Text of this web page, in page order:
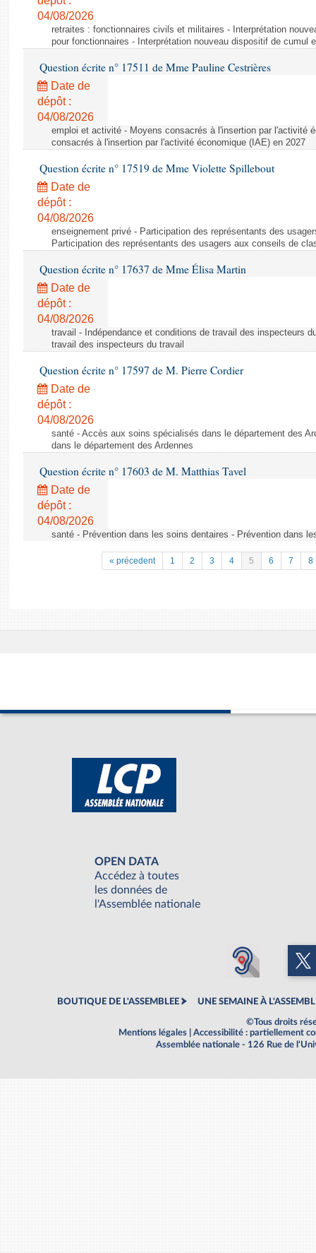
04/08/2026
retraites : fonctionnaires civils et militaires - Interprétation
pour fonctionnaires - Interprétation nouveau dispositif de cumul
Question écrite n° 17511 de Mme Pauline Cestrières
Date de
dépôt :
04/08/2026
emploi et activité - Moyens consacrés à l'insertion par l'activité
consacrés à l'insertion par l'activité économique (IAE) en 2027
Question écrite n° 17519 de Mme Violette Spillebout
Date de
dépôt :
04/08/2026
enseignement privé - Participation des représentants des
Participation des représentants des usagers aux conseils de
Question écrite n° 17637 de Mme Élisa Martin
Date de
dépôt :
04/08/2026
travail - Indépendance et conditions de travail des inspecteurs
travail des inspecteurs du travail
Question écrite n° 17597 de M. Pierre Cordier
Date de
dépôt :
04/08/2026
santé - Accès aux soins spécialisés dans le département des
dans le département des Ardennes
Question écrite n° 17603 de M. Matthias Tavel
Date de
dépôt :
04/08/2026
santé - Prévention dans les soins dentaires - Prévention dans
« précedent 1 2 3 4 5 6 7 8
OPEN DATA
Accédez à toutes
les données de
l'Assemblée nationale
BOUTIQUE DE L'ASSEMBLEE UNE SEMAINE À
©Tous droits
Mentions légales
Accessibilité : partiellement
Assemblée nationale - 126 Rue de